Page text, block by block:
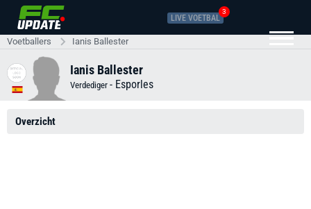
LIVE VOETBAL
3
Voetballers Ianis Ballester
Ianis Ballester
Verdediger - Esporles
Overzicht